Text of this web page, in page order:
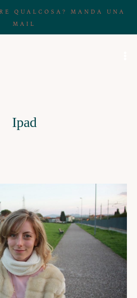
QUALCOSA? MANDA UNA
MAIL
Ipad